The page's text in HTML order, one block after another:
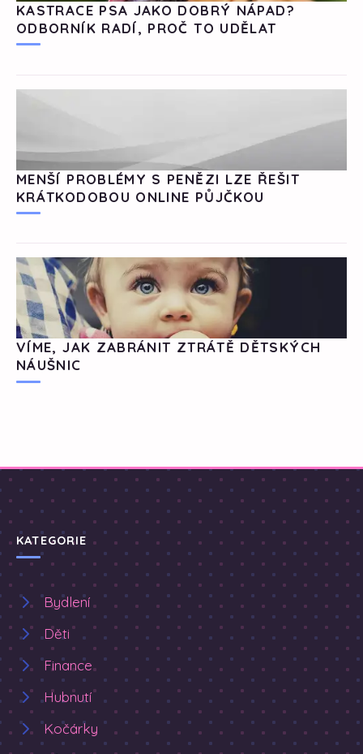
KASTRACE PSA JAKO DOBRÝ NÁPAD?
ODBORNÍK RADÍ, PROČ TO UDĚLAT
MENŠÍ PROBLÉMY S PENĚZI LZE ŘEŠIT
KRÁTKODOBOU ONLINE PŮJČKOU
VÍME, JAK ZABRÁNIT ZTRÁTĚ DĚTSKÝCH
NÁUŠNIC
KATEGORIE
Bydlení
Děti
Finance
Hubnutí
Kočárky